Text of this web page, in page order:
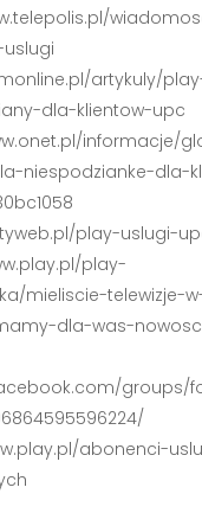
artykuly/
dla-klientow-upc
informacje/
niespodzianke-dla-
play-uslugi-
play-
mieliscie-telewizje-
dla-was-
groups/
abonenci-